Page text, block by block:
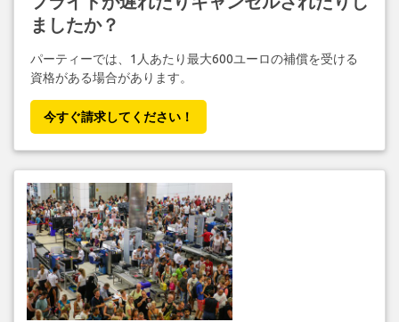
ましたか？
パーティーでは、1人あたり最大600ユーロの補償を受ける
資格がある場合があります。
今すぐ請求してください！